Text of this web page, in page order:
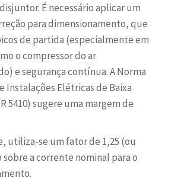
É necessário aplicar um
para dimensionamento, que
de partida (especialmente em
o compressor do ar
e segurança contínua. A Norma
Instalações Elétricas de Baixa
5410) sugere uma margem de
utiliza-se um fator de 1,25 (ou
sobre a corrente nominal para o